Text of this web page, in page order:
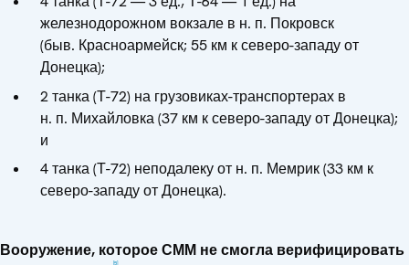
железнодорожном вокзале в н. п. Покровск
(быв. Красноармейск; 55 км к северо-западу от
Донецка);
2 танка (Т-72) на грузовиках-транспортерах в
н. п. Михайловка (37 км к северо-западу от Донецка);
и
4 танка (Т-72) неподалеку от н. п. Мемрик (33 км к
северо-западу от Донецка).
Вооружение, которое СММ не смогла верифицировать
[5]